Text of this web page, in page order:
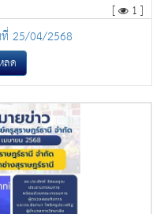
[ 1 ]
25/04/2568
ลด